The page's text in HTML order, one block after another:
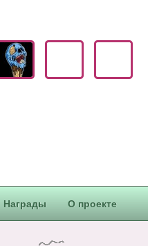
Награды О проекте